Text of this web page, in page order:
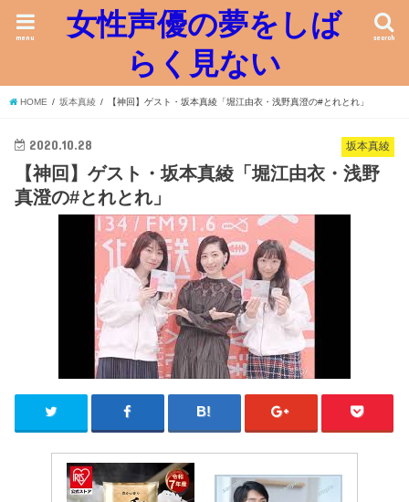
女性声優の夢をしば
らく見ない
search
menu
HOME 坂本真綾 【神回】ゲスト・坂本真綾「堀江由衣・浅野真澄の#とれとれ」
坂本真綾
2020.10.28
【神回】ゲスト・坂本真綾「堀江由衣・浅野
真澄の#とれとれ」